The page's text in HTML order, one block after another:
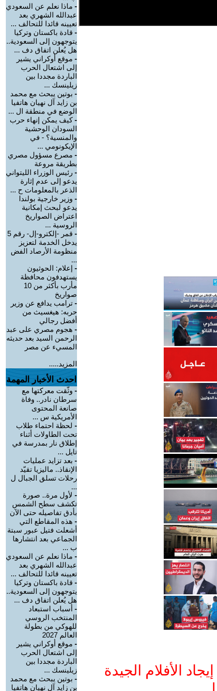
الأفلام الجيدة
- ماذا نعلم عن السعودي
عبدالله الشهري بعد
تعيينه قائدا للتحالف ...
- قادة باكستان وتركيا
يتوجهون إلى السعودية..
هل يُعلن اتفاق دف ...
- موقع أوكراني يشير
إلى اشتعال الحرب
الباردة مجددا بين
زيلينسك ...
- بوتين يبحث مع محمد
بن زايد آل نهيان هاتفيا
الوضع في منطقة ال ...
-كيف يمكن إنهاء حرب
السودان الوحشية
والمنسية؟ - في
الإيكونومي ...
- مصرع مسؤول مصري
بطريقة مروعة
- رئيس الوزراء الليتواني
يدعو إلى عدم إثارة
الذعر بالمعلومات ح ...
- وزير خارجية بولندا
يدعو لبحث إمكانية
اعتراض الصواريخ
الروسية ...
-
قمر -إلكترو-إل- رقم 5
يدخل الخدمة لتعزيز
منظومة الأرصاد الفض
...
- إعلام: الحوثيون
يستهدفون محافظة
مأرب بأكثر من 10
صواريخ
- ترامب يدافع عن وزير
حربه: هيغسيث من
أفضل رجالي
- هجوم مصري على عبد
الرحمن السيد بعد حديثه
المسيء عن مصر
المزيد.....
احدث الأخبار المهمة
- وثّقت معركتها مع
سرطان نادر.. وفاة
صانعة المحتوى
الأمريكية س ...
- لحظة احتماء طلاب
تحت الطاولات أثناء
إطلاق نار بمدرسة في
تايل ...
- بعد تزايد عمليات
الإنقاذ.. ماليزيا تقيّد
رحلات تسلق الجبال ل
...
- لأول مرة.. صورة
تكشف سطح الشمس
بأدق تفاصيله حتى الآن
- هذه المقاطع التي
أشعلت فتيل عبور سبتة
الجماعي بعد انتشارها
ب ...
- ماذا نعلم عن السعودي
عبدالله الشهري بعد
تعيينه قائدا للتحالف ...
- قادة باكستان وتركيا
يتوجهون إلى السعودية..
هل يُعلن اتفاق دف ...
- أسباب استبعاد
المنتخب الروسي
للهوكي من بطولة
العالم 2027
- موقع أوكراني يشير
إلى اشتعال الحرب
الباردة مجددا بين
زيلينسك ...
- بوتين يبحث مع محمد
بن زايد آل نهيان هاتفيا